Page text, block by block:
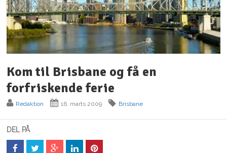
Kom til Brisbane og få en
forfriskende ferie
Redaktion 16. marts 2009 Brisbane
DEL PÅ